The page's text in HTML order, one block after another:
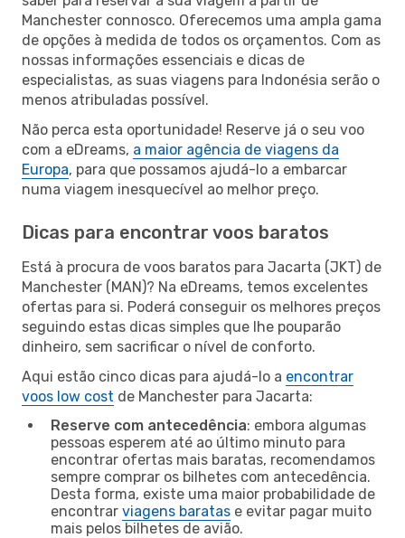
Manchester connosco. Oferecemos uma ampla gama
de opções à medida de todos os orçamentos. Com as
nossas informações essenciais e dicas de
especialistas, as suas viagens para Indonésia serão o
menos atribuladas possível.
Não perca esta oportunidade! Reserve já o seu voo
com a eDreams, a maior agência de viagens da
Europa, para que possamos ajudá-lo a embarcar
numa viagem inesquecível ao melhor preço.
Dicas para encontrar voos baratos
Está à procura de voos baratos para Jacarta (JKT) de
Manchester (MAN)? Na eDreams, temos excelentes
ofertas para si. Poderá conseguir os melhores preços
seguindo estas dicas simples que lhe pouparão
dinheiro, sem sacrificar o nível de conforto.
Aqui estão cinco dicas para ajudá-lo a encontrar
voos low cost de Manchester para Jacarta:
Reserve com antecedência: embora algumas
pessoas esperem até ao último minuto para
encontrar ofertas mais baratas, recomendamos
sempre comprar os bilhetes com antecedência.
Desta forma, existe uma maior probabilidade de
encontrar viagens baratas e evitar pagar muito
mais pelos bilhetes de avião.